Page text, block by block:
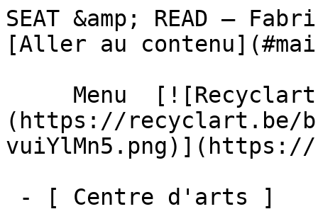
SEAT &amp; READ –
[Aller au
(https://recyclart.be/